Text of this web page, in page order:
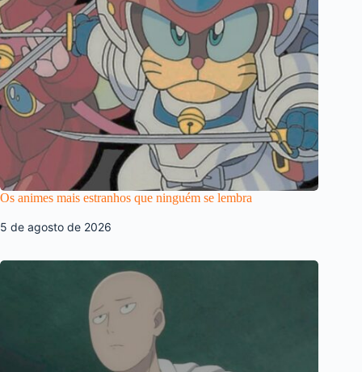
Os animes mais estranhos que ninguém se lembra
5 de agosto de 2026